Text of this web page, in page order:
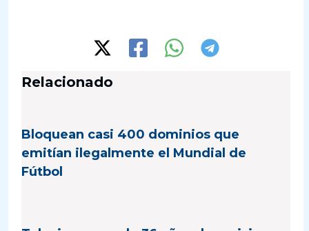
Relacionado
Bloquean casi 400 dominios que
emitían ilegalmente el Mundial de
Fútbol